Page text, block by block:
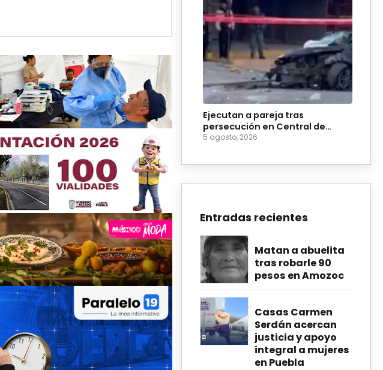
Ejecutan a pareja tras
persecución en Central de
Abasto de Huixcolotla
5 agosto, 2026
Entradas recientes
Matan a abuelita
tras robarle 90
pesos en Amozoc
Casas Carmen
Serdán acercan
justicia y apoyo
integral a mujeres
en Puebla